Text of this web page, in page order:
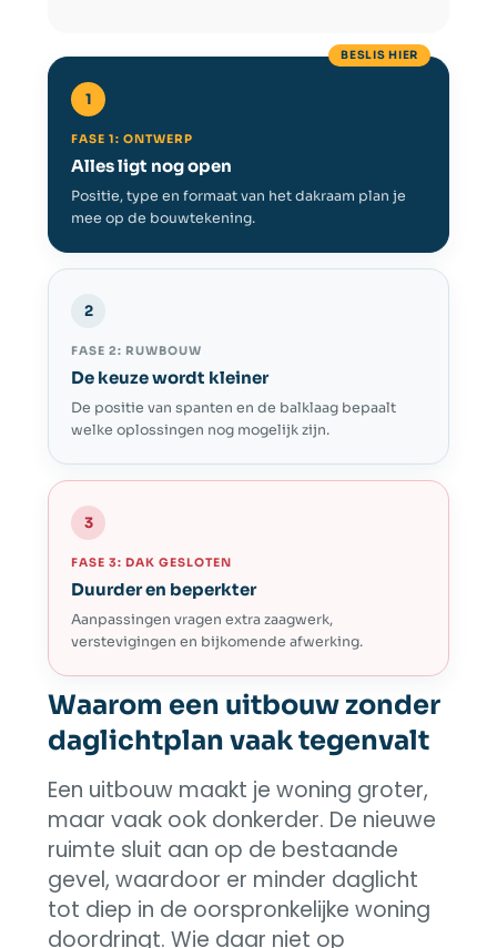
BESLIS HIER
1
FASE 1: ONTWERP
Alles ligt nog open
Positie, type en formaat van het dakraam plan je
mee op de bouwtekening.
2
FASE 2: RUWBOUW
De keuze wordt kleiner
De positie van spanten en de balklaag bepaalt
welke oplossingen nog mogelijk zijn.
3
FASE 3: DAK GESLOTEN
Duurder en beperkter
Aanpassingen vragen extra zaagwerk,
verstevigingen en bijkomende afwerking.
Waarom een uitbouw zonder
daglichtplan vaak tegenvalt
Een uitbouw maakt je woning groter,
maar vaak ook donkerder. De nieuwe
ruimte sluit aan op de bestaande
gevel, waardoor er minder daglicht
tot diep in de oorspronkelijke woning
doordringt. Wie daar niet op